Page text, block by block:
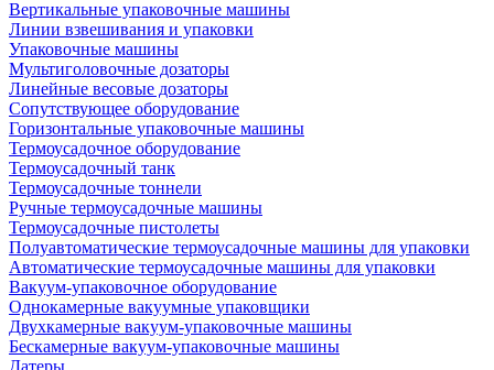
Вертикальные упаковочные машины
Линии взвешивания и упаковки
Упаковочные машины
Мультиголовочные дозаторы
Линейные весовые дозаторы
Сопутствующее оборудование
Горизонтальные упаковочные машины
Термоусадочное оборудование
Термоусадочный танк
Термоусадочные тоннели
Ручные термоусадочные машины
Термоусадочные пистолеты
Полуавтоматические термоусадочные машины для упаковки
Автоматические термоусадочные машины для упаковки
Вакуум-упаковочное оборудование
Однокамерные вакуумные упаковщики
Двухкамерные вакуум-упаковочные машины
Бескамерные вакуум-упаковочные машины
Датеры